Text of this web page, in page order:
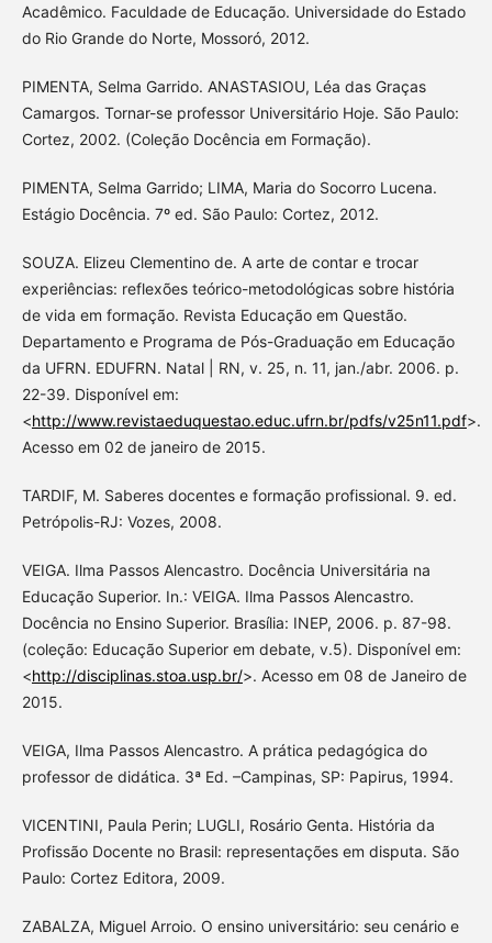
Acadêmico. Faculdade de Educação. Universidade do Estado
do Rio Grande do Norte, Mossoró, 2012.
PIMENTA, Selma Garrido. ANASTASIOU, Léa das Graças
Camargos. Tornar-se professor Universitário Hoje. São Paulo:
Cortez, 2002. (Coleção Docência em Formação).
PIMENTA, Selma Garrido; LIMA, Maria do Socorro Lucena.
Estágio Docência. 7º ed. São Paulo: Cortez, 2012.
SOUZA. Elizeu Clementino de. A arte de contar e trocar
experiências: reflexões teórico-metodológicas sobre história
de vida em formação. Revista Educação em Questão.
Departamento e Programa de Pós-Graduação em Educação
da UFRN. EDUFRN. Natal | RN, v. 25, n. 11, jan./abr. 2006. p.
22-39. Disponível em:
<http://www.revistaeduquestao.educ.ufrn.br/pdfs/v25n11.pdf>.
Acesso em 02 de janeiro de 2015.
TARDIF, M. Saberes docentes e formação profissional. 9. ed.
Petrópolis-RJ: Vozes, 2008.
VEIGA. Ilma Passos Alencastro. Docência Universitária na
Educação Superior. In.: VEIGA. Ilma Passos Alencastro.
Docência no Ensino Superior. Brasília: INEP, 2006. p. 87-98.
(coleção: Educação Superior em debate, v.5). Disponível em:
<http://disciplinas.stoa.usp.br/>. Acesso em 08 de Janeiro de
2015.
VEIGA, Ilma Passos Alencastro. A prática pedagógica do
professor de didática. 3ª Ed. –Campinas, SP: Papirus, 1994.
VICENTINI, Paula Perin; LUGLI, Rosário Genta. História da
Profissão Docente no Brasil: representações em disputa. São
Paulo: Cortez Editora, 2009.
ZABALZA, Miguel Arroio. O ensino universitário: seu cenário e